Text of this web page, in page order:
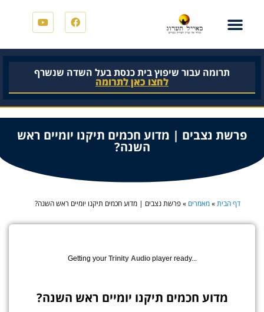
תרומה עבור שיפוץ בית כנסת בעל השדה שנשרף
לחצו כאן לתרומה
פרשת נצבים | מדוע חכמים תיקנו יומיים ראש
השנה?
דף הבית » מאמרים » פרשת נצבים | מדוע חכמים תיקנו יומיים ראש השנה?
Getting your Trinity Audio player ready...
מדוע חכמים תיקנו יומיים ראש השנה?